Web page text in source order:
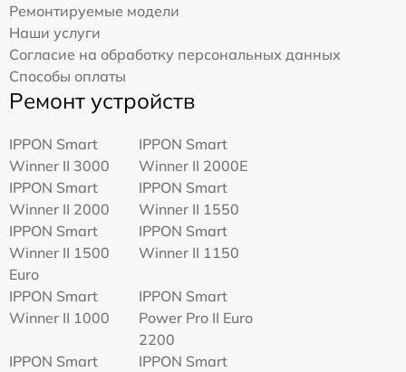
Ремонтируемые модели
Наши услуги
Согласие на обработку персональных данных
Способы оплаты
Ремонт устройств
IPPON Smart
Winner II 3000
IPPON Smart
Winner II 2000E
IPPON Smart
Winner II 2000
IPPON Smart
Winner II 1550
IPPON Smart
Winner II 1500
Euro
IPPON Smart
Winner II 1150
IPPON Smart
Winner II 1000
IPPON Smart
Power Pro II Euro
2200
IPPON Smart
IPPON Smart